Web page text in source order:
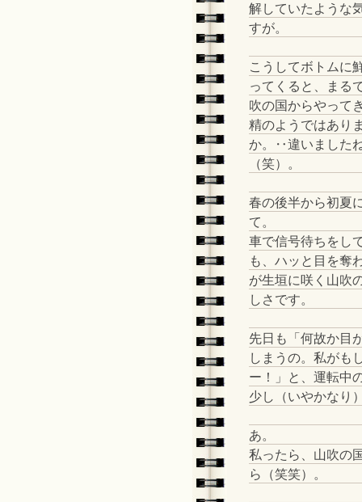
解していたような
すが。
こうしてボトムに
ってくると、まる
吹の国からやって
精のようではあり
か。‥違いました
（笑）。
春の後半から初夏
て。
車で信号待ちをし
も、ハッと目を奪
が生垣に咲く山吹
しさです。
先日も「何故か目
しまうの。私がも
ー！」と、運転中
少し（いやかなり
あ。
私ったら、山吹の
ら（笑笑）。